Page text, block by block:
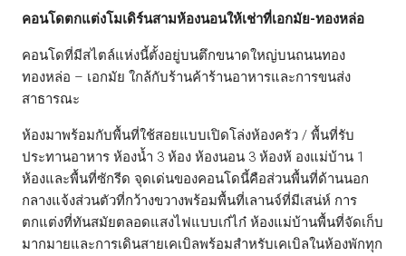
คอนโดตกแต่งโมเดิร์นสามห้องนอนให้เช่าที่เอกมัย-ทองหล่อ
คอนโดที่มีสไตล์แห่งนี้ตั้งอยู่บนตึกขนาดใหญ่บนถนนทอง
ทองหล่อ – เอกมัย ใกล้กับร้านค้าร้านอาหารและการขนส่ง
สาธารณะ
ห้องมาพร้อมกับพื้นที่ใช้สอยแบบเปิดโล่งห้องครัว / พื้นที่รับ
ประทานอาหาร ห้องน้ำ 3 ห้อง ห้องนอน 3 ห้องห้ องแม่บ้าน 1
ห้องและพื้นที่ซักรีด จุดเด่นของคอนโดนี้คือส่วนพื้นที่ด้านนอก
กลางแจ้งส่วนตัวที่กว้างขวางพร้อมพื้นที่เลานจ์ที่มีเสน่ห์ การ
ตกแต่งที่ทันสมัยตลอดแสงไฟแบบเก๋ไก๋ ห้องแม่บ้านพื้นที่จัดเก็บ
มากมายและการเดินสายเคเบิลพร้อมสำหรับเคเบิลในห้องพักทุก